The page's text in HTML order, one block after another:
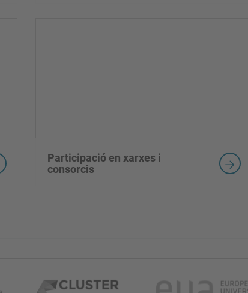
Participació en xarxes i
consorcis